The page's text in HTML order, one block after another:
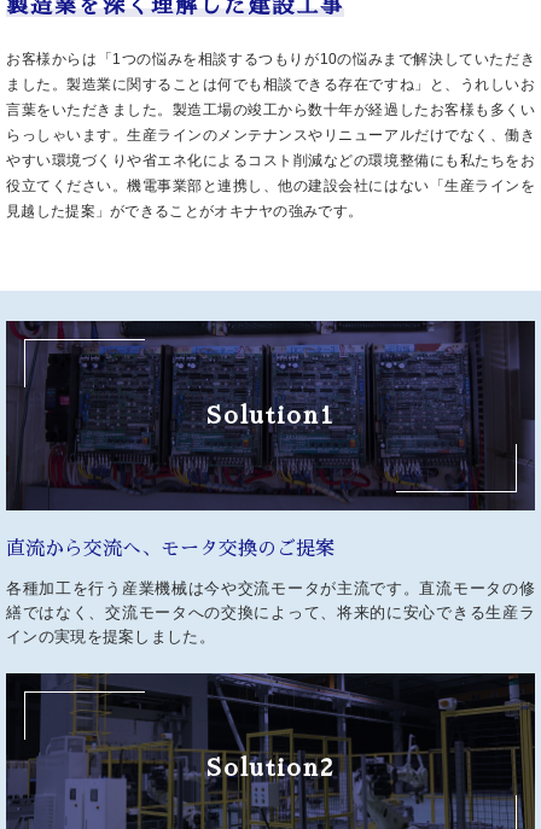
製造業を深く理解した建設工事
お客様からは「1つの悩みを相談するつもりが10の悩みまで解決していただき
ました。製造業に関することは何でも相談できる存在ですね」と、うれしいお
言葉をいただきました。製造工場の竣工から数十年が経過したお客様も多くい
らっしゃいます。生産ラインのメンテナンスやリニューアルだけでなく、働き
やすい環境づくりや省エネ化によるコスト削減などの環境整備にも私たちをお
役立てください。機電事業部と連携し、他の建設会社にはない「生産ラインを
見越した提案」ができることがオキナヤの強みです。
Solution1
直流から交流へ、 モータ交換のご提案
各種加工を行う産業機械は今や交流モータが主流です。直流モータの修
繕ではなく、交流モータへの交換によって、将来的に安心できる生産ラ
インの実現を提案しました。
Solution2